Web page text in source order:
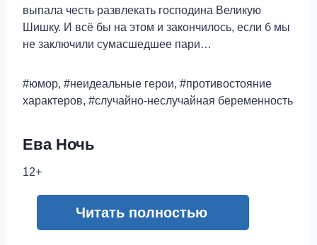
выпала честь развлекать господина Великую
Шишку. И всё бы на этом и закончилось, если б мы
не заключили сумасшедшее пари…
#юмор, #неидеальные герои, #противостояние
характеров, #случайно-неслучайная беременность
Ева Ночь
12+
Читать полностью